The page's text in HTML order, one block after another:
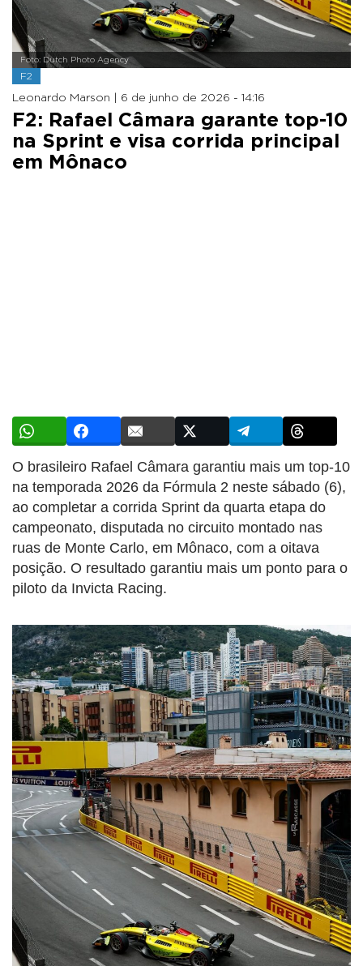
Foto: Dutch Photo Agency
F2
Leonardo Marson | 6 de junho de 2026 - 14:16
F2: Rafael Câmara garante top-10
na Sprint e visa corrida principal
em Mônaco
O brasileiro Rafael Câmara garantiu mais um top-10
na temporada 2026 da Fórmula 2 neste sábado (6),
ao completar a corrida Sprint da quarta etapa do
campeonato, disputada no circuito montado nas
ruas de Monte Carlo, em Mônaco, com a oitava
posição. O resultado garantiu mais um ponto para o
piloto da Invicta Racing.